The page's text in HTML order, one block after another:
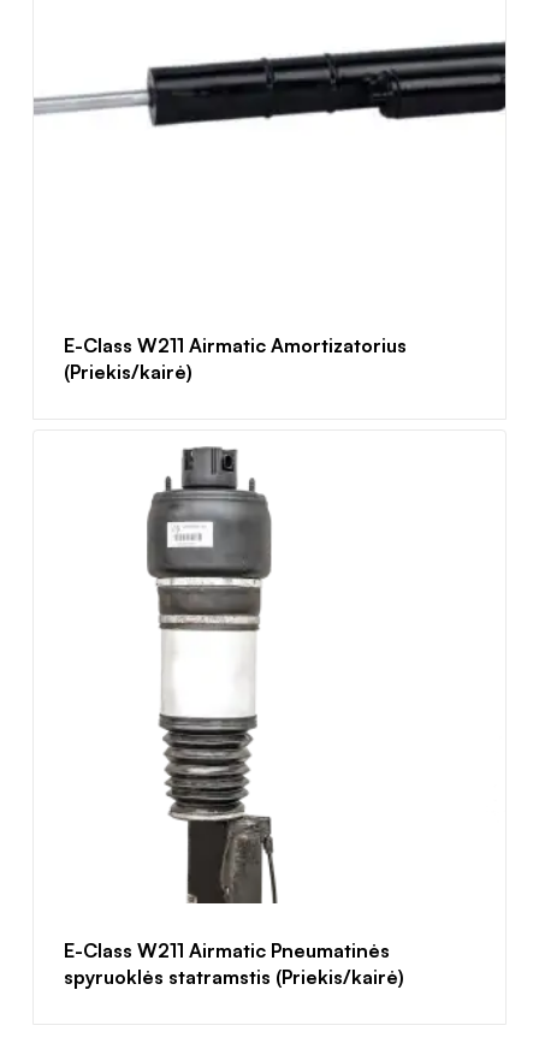
E-Class W211 Airmatic Amortizatorius
(Priekis/kairė)
E-Class W211 Airmatic Pneumatinės
spyruoklės statramstis (Priekis/kairė)